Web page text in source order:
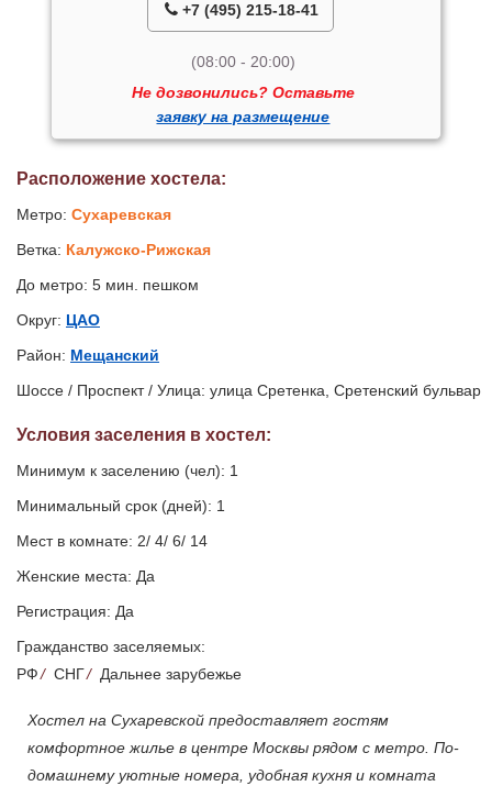
+7 (495) 215-18-41
(08:00 - 20:00)
Не дозвонились? Оставьте
заявку на размещение
Расположение хостела:
Метро: Сухаревская
Ветка: Калужско-Рижская
До метро: 5 мин. пешком
Округ: ЦАО
Район: Мещанский
Шоссе / Проспект / Улица: улица Сретенка, Сретенский бульвар
Условия заселения в хостел:
Минимум к заселению (чел): 1
Минимальный срок (дней): 1
Мест в комнате: 2/ 4/ 6/ 14
Женские места: Да
Регистрация: Да
Гражданство заселяемых:
РФ/ СНГ/ Дальнее зарубежье
Хостел на Сухаревской предоставляет гостям
комфортное жилье в центре Москвы рядом с метро. По-
домашнему уютные номера, удобная кухня и комната